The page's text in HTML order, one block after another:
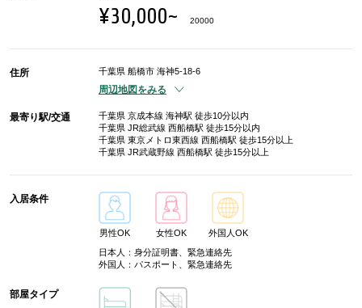
¥30,000~ 20000
住所 千葉県 船橋市 海神5-18-6
周辺地図をみる
最寄り駅/交通
千葉県 京成本線 海神駅 徒歩10分以内
千葉県 JR総武線 西船橋駅 徒歩15分以内
千葉県 東京メトロ東西線 西船橋駅 徒歩15分以上
千葉県 JR武蔵野線 西船橋駅 徒歩15分以上
入居条件
男性OK 女性OK
外国人OK
日本人：身分証明書、緊急連絡先
外国人：パスポート、緊急連絡先
部屋タイプ